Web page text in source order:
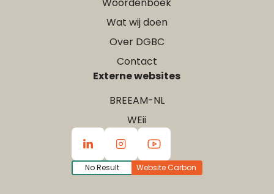
Wat wij doen
Over DGBC
Contact
Externe websites
BREEAM-NL
WEii
No Result Website Carbon